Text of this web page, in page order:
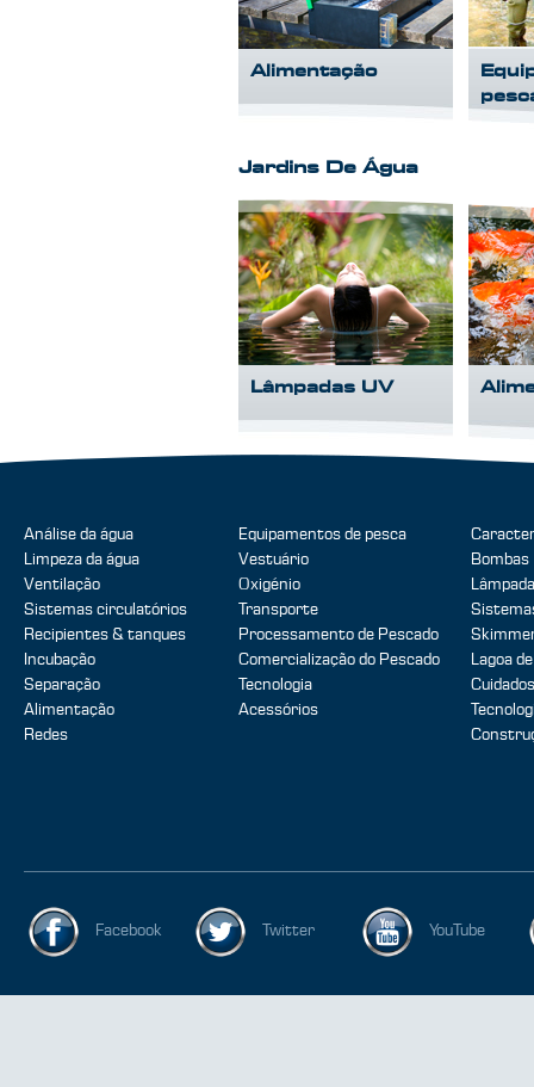
Alimentação
Jardins De Água
Lâmpadas UV
Análise da água
Limpeza da água
Ventilação
Sistemas circulatórios
Recipientes & tanques
Incubação
Separação
Alimentação
Redes
Equipamentos de pesca
Vestuário
Oxigénio
Transporte
Processamento de Pescado
Comercialização do Pescado
Tecnologia
Acessórios
Bombas
Lagoa
Facebook Twitter YouTube